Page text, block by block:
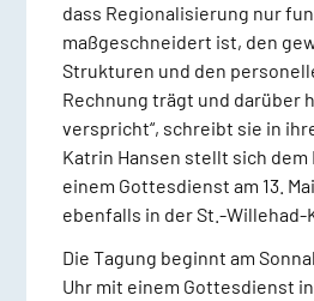
dass Regionalisierung nur
maßgeschneidert ist, den
Strukturen und den
Rechnung trägt und darüber
verspricht“, schreibt sie in
Katrin Hansen stellt sich
einem Gottesdienst am 13.
ebenfalls in der St.-Willehad-
Die Tagung beginnt am
Uhr mit einem Gottesdienst